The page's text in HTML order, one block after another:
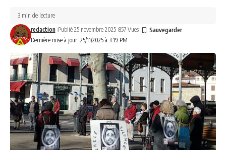
Dernière mise à jour: 25/11/2025 à 3:19 PM
redaction Publié 25 novembre 2025 857 Vues
3 min de lecture